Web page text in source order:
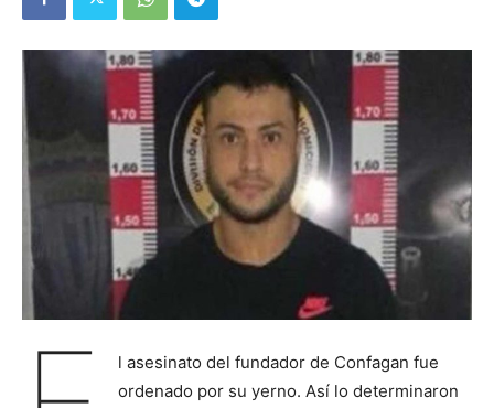
l asesinato del fundador de Confagan fue
ordenado por su yerno. Así lo determinaron